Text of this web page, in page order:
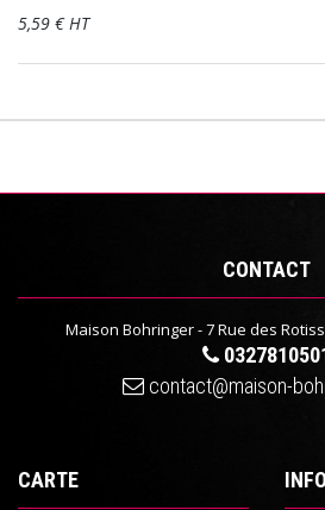
5,59 € HT
CONTACT
Maison Bohringer - 7 Rue des
contact@maison-
CARTE